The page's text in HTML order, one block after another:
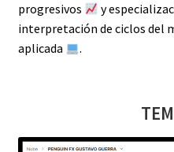
progresivos
y
interpretación de ciclos del
aplicada
.